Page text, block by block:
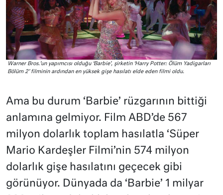
Warner Bros.’un yapımcısı olduğu ‘Barbie’, şirketin ‘Harry Potter: Ölüm Yadigarları
Bölüm 2’ filminin ardından en yüksek gişe hasılatı elde eden filmi oldu.
Ama bu durum ‘Barbie’ rüzgarının bittiği
anlamına gelmiyor. Film ABD’de 567
milyon dolarlık toplam hasılatla ‘Süper
Mario Kardeşler Filmi’nin 574 milyon
dolarlık gişe hasılatını geçecek gibi
görünüyor. Dünyada da ‘Barbie’ 1 milyar